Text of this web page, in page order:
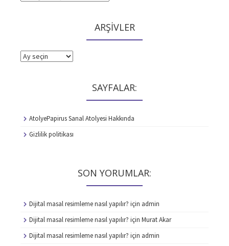
ARŞİVLER
ARŞİVLER
SAYFALAR:
AtolyePapirus Sanal Atolyesi Hakkında
Gizlilik politikası
SON YORUMLAR:
Dijital masal resimleme nasıl yapılır? için admin
Dijital masal resimleme nasıl yapılır? için Murat Akar
Dijital masal resimleme nasıl yapılır? için admin